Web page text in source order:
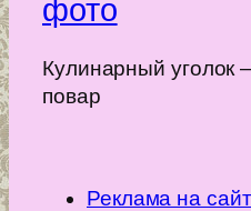
фото
Кулинарный уголок
повар
Реклама на